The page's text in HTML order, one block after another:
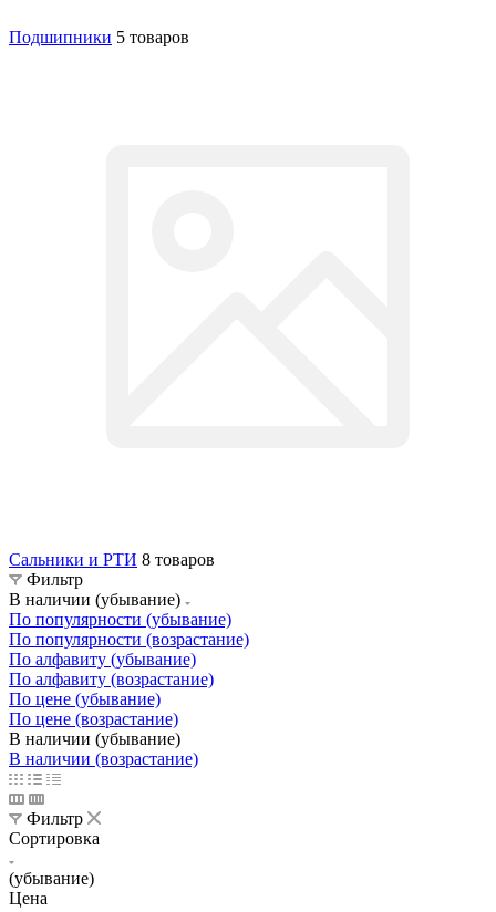
Подшипники 5 товаров
Сальники и РТИ 8 товаров
Фильтр
В наличии (убывание)
По популярности (убывание)
По популярности (возрастание)
По алфавиту (убывание)
По алфавиту (возрастание)
По цене (убывание)
По цене (возрастание)
В наличии (убывание)
В наличии (возрастание)
Фильтр
Сортировка
(убывание)
Цена